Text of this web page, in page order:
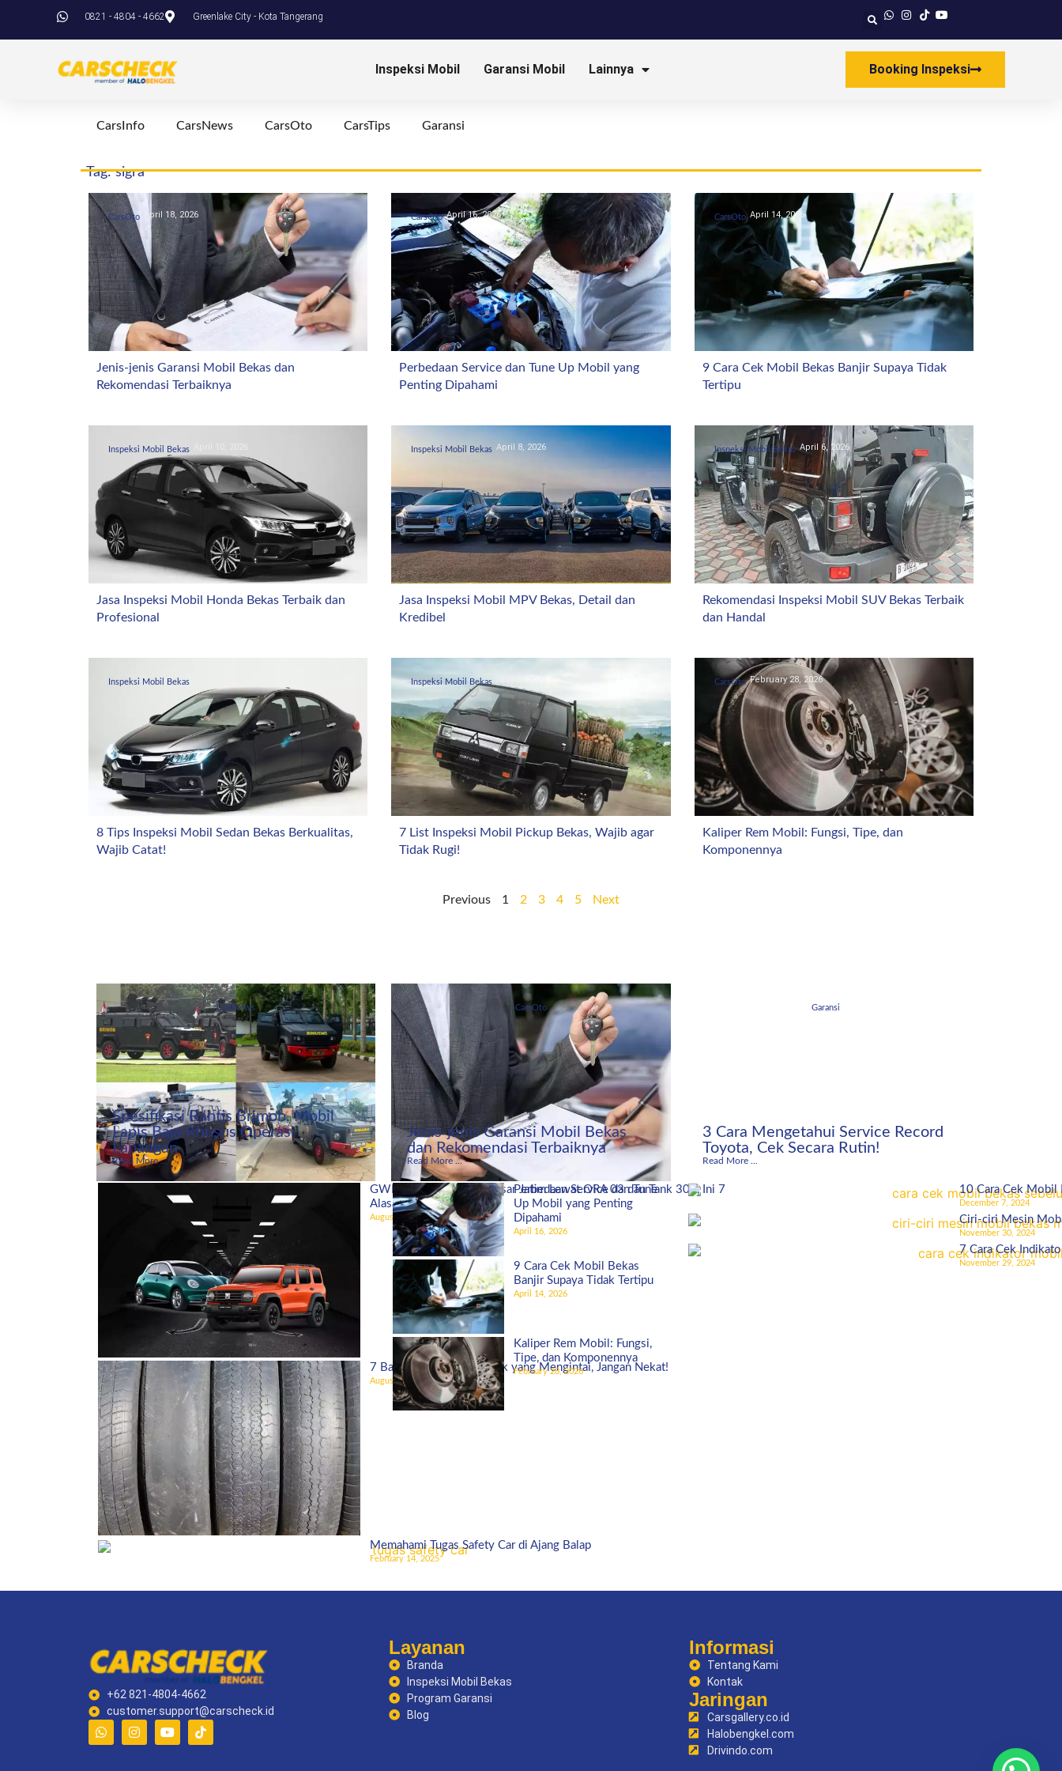
0821 - 4804 - 4662 Greenlake City - Kota Tangerang
Inspeksi Mobil Garansi Mobil Lainnya Booking Inspeksi
CarsInfo CarsNews CarsOto CarsTips Garansi
Tag: sigra
CarsOto April 18, 2026
Jenis-jenis Garansi Mobil Bekas dan
Rekomendasi Terbaiknya
CarsOto April 16, 2026
Perbedaan Service dan Tune Up Mobil yang
Penting Dipahami
CarsOto April 14, 2026
9 Cara Cek Mobil Bekas Banjir Supaya Tidak
Tertipu
Inspeksi Mobil Bekas
Jasa Inspeksi Mobil Honda Bekas Terbaik dan
Profesional
Inspeksi Mobil Bekas April 8, 2026
Jasa Inspeksi Mobil MPV Bekas, Detail dan
Kredibel
Inspeksi Mobil Bekas April 6, 2026
Rekomendasi Inspeksi Mobil SUV Bekas Terbaik
dan Handal
Inspeksi Mobil Bekas
8 Tips Inspeksi Mobil Sedan Bekas Berkualitas,
Wajib Catat!
Inspeksi Mobil Bekas
7 List Inspeksi Mobil Pickup Bekas, Wajib agar
Tidak Rugi!
CarsOto February 28, 2026
Kaliper Rem Mobil: Fungsi, Tipe, dan
Komponennya
Previous 1 2 3 4 5 Next
CarsNews
Spesifikasi Rantis Brimob, Mobil
Lapis Baja Khusus Operasi
Lapangan
Read More ...
GWM Indonesia Bidik Pasar Jatim Lewat ORA 03 dan Tank 300, Ini 7
Alasannya!
August 27, 2025
7 Bahaya Ban Mobil Botak yang Mengintai, Jangan Nekat!
August 5, 2025
Memahami Tugas Safety Car di Ajang Balap
February 14, 2025
CarsOto
Jenis-jenis Garansi Mobil Bekas
dan Rekomendasi Terbaiknya
Read More ...
Perbedaan Service dan Tune
Up Mobil yang Penting
Dipahami
April 16, 2026
9 Cara Cek Mobil Bekas
Banjir Supaya Tidak Tertipu
April 14, 2026
Kaliper Rem Mobil: Fungsi,
Tipe, dan Komponennya
February 28, 2026
Garansi
3 Cara Mengetahui Service Record
Toyota, Cek Secara Rutin!
Read More ...
10 Cara Cek Mobil
December 7, 2024
Ciri-ciri Mesin
November 30, 2024
7 Cara Cek
November 29, 2024
+62 821-4804-4662
customer.support@carscheck.id
Layanan
Branda
Inspeksi Mobil Bekas
Program Garansi
Blog
Informasi
Tentang Kami
Kontak
Jaringan
Carsgallery.co.id
Halobengkel.com
Drivindo.com